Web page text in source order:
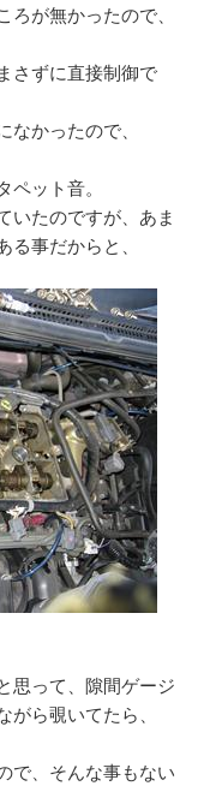
が無かったので、
さずに直接制御で
かったので、
ット音。
いたのですが、あま
事だからと、
思って、隙間ゲージ
ら覗いてたら、
で、そんな事もない